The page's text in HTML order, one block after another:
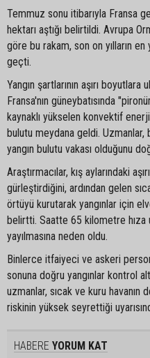
Temmuz sonu itibarıyla Fransa
hektarı aştığı belirtildi. Avrupa
göre bu rakam, son on yılların
geçti.
Yangın şartlarının aşırı
Fransa'nın güneybatısında
kaynaklı yükselen konvektif
bulutu meydana geldi. Uzmanlar,
yangın bulutu vakası olduğunu
Araştırmacılar, kış aylarındaki
gürleştirdiğini, ardından gelen
örtüyü kurutarak yangınlar için
belirtti. Saatte 65 kilometre hıza
yayılmasına neden oldu.
Binlerce itfaiyeci ve askeri
sonuna doğru yangınlar kontrol
uzmanlar, sıcak ve kuru havanın
riskinin yüksek seyrettiği
HABERE YORUM KAT